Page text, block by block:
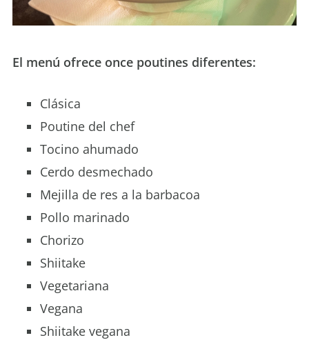
El menú ofrece once poutines diferentes:
Clásica
Poutine del chef
Tocino ahumado
Cerdo desmechado
Mejilla de res a la barbacoa
Pollo marinado
Chorizo
Shiitake
Vegetariana
Vegana
Shiitake vegana